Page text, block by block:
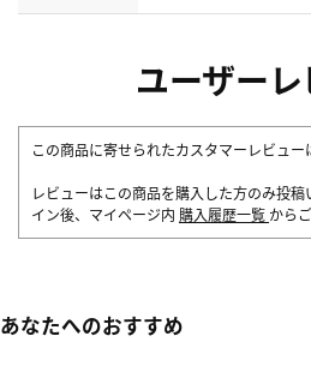
ユーザー
この商品に寄せられたカスタマーレビュー
レビューはこの商品を購入した方のみ投
イン後、マイページ内 購入履歴一覧 から
あなたへのおすすめ